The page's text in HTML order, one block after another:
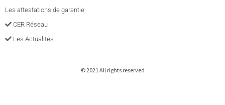
Les attestations de garantie
CER Réseau
Les Actualités
© 2021 All rights reserved